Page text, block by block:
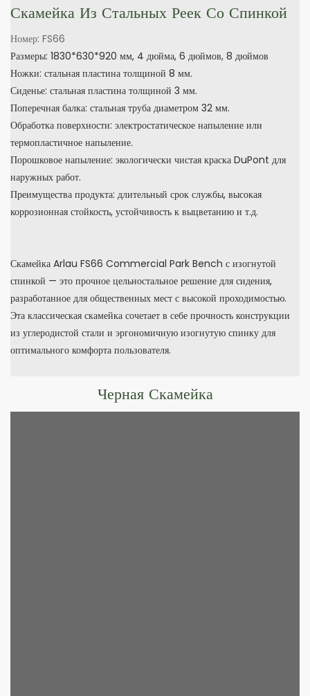
Скамейка Из Стальных Реек Со Спинкой
Номер: FS66
Размеры: 1830*630*920 мм, 4 дюйма, 6 дюймов, 8 дюймов
Ножки: стальная пластина толщиной 8 мм.
Сиденье: стальная пластина толщиной 3 мм.
Поперечная балка: стальная труба диаметром 32 мм.
Обработка поверхности: электростатическое напыление или
термопластичное напыление.
Порошковое напыление: экологически чистая краска DuPont для
наружных работ.
Преимущества продукта: длительный срок службы, высокая
коррозионная стойкость, устойчивость к выцветанию и т.д.
Скамейка Arlau FS66 Commercial Park Bench с изогнутой
спинкой — это прочное цельностальное решение для сидения,
разработанное для общественных мест с высокой проходимостью.
Эта классическая скамейка сочетает в себе прочность конструкции
из углеродистой стали и эргономичную изогнутую спинку для
оптимального комфорта пользователя.
Черная Скамейка